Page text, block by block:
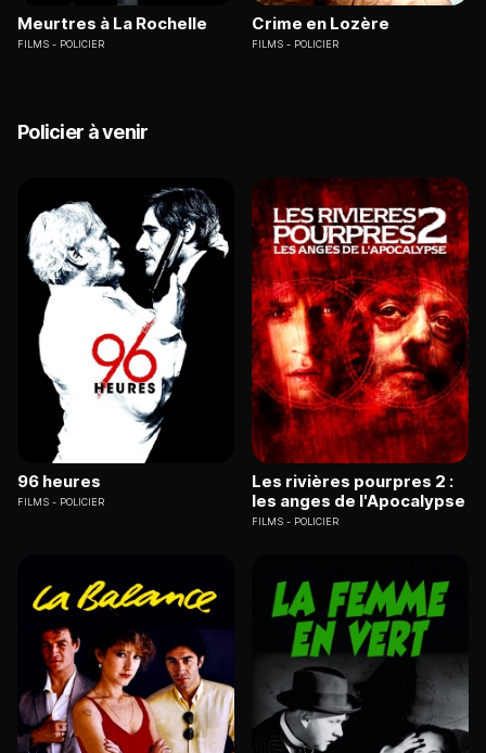
Meurtres à La Rochelle
FILMS POLICIER
Crime en Lozère
FILMS POLICIER
Policier à venir
96 heures
FILMS POLICIER
Les rivières pourpres 2 :
les anges de l'Apocalypse
FILMS POLICIER